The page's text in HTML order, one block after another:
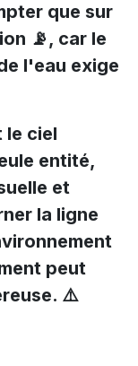
que sur
📡, car le
l'eau exige
le ciel
entité,
et
la ligne
peut
⚠️